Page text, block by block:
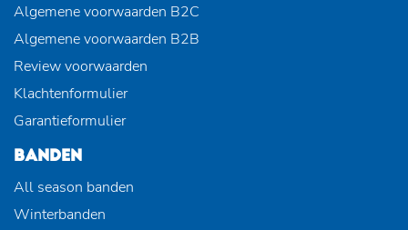
Algemene voorwaarden B2C
Algemene voorwaarden B2B
Review voorwaarden
Klachtenformulier
Garantieformulier
BANDEN
All season banden
Winterbanden